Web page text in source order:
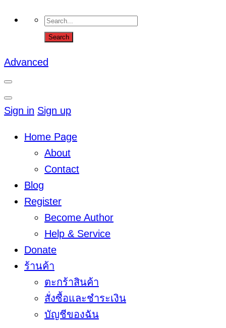
Advanced
Sign in Sign up
Home Page
About
Contact
Blog
Register
Become Author
Help & Service
Donate
ร้านค้า
ตะกร้าสินค้า
สั่งซื้อและชำระเงิน
บัญชีของฉัน